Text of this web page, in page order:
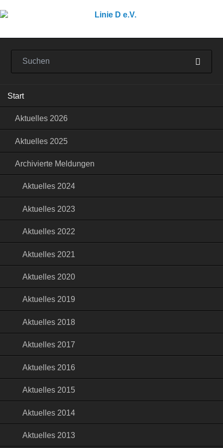
Start
Aktuelles 2026
Aktuelles 2025
Archivierte Meldungen
Aktuelles 2024
Aktuelles 2023
Aktuelles 2022
Aktuelles 2021
Aktuelles 2020
Aktuelles 2019
Aktuelles 2018
Aktuelles 2017
Aktuelles 2016
Aktuelles 2015
Aktuelles 2014
Aktuelles 2013